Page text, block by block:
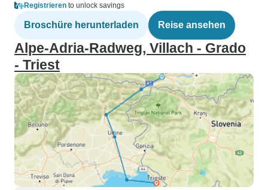
Registrieren to unlock savings
Broschüre herunterladen Reise ansehen
Alpe-Adria-Radweg, Villach - Grado
- Triest